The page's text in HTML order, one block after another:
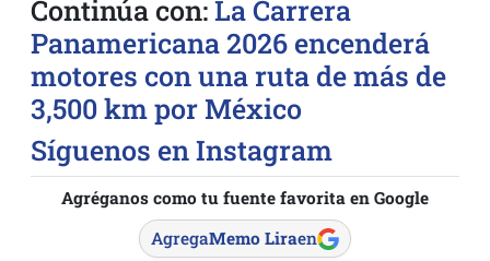
Continúa con:La Carrera
Panamericana 2026 encenderá
motores con una ruta de más de
3,500 km por México
Síguenos en Instagram
Agréganos como tu fuente favorita en Google
AgregaMemo Liraen